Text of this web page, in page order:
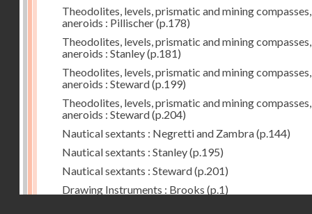
Theodolites, levels, prismatic and mining compasses,
aneroids : Pillischer(p.178)
Theodolites, levels, prismatic and mining compasses,
aneroids : Stanley(p.181)
Theodolites, levels, prismatic and mining compasses,
aneroids : Steward(p.199)
Theodolites, levels, prismatic and mining compasses,
aneroids : Steward(p.204)
Nautical sextants : Negretti and Zambra(p.144)
Nautical sextants : Stanley(p.195)
Nautical sextants : Steward(p.201)
Drawing Instruments : Brooks (p.1)